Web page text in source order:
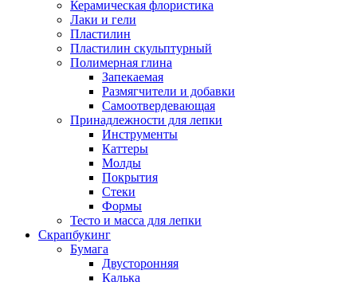
Керамическая флористика
Лаки и гели
Пластилин
Пластилин скульптурный
Полимерная глина
Запекаемая
Размягчители и добавки
Самоотвердевающая
Принадлежности для лепки
Инструменты
Каттеры
Молды
Покрытия
Стеки
Формы
Тесто и масса для лепки
Скрапбукинг
Бумага
Двусторонняя
Калька